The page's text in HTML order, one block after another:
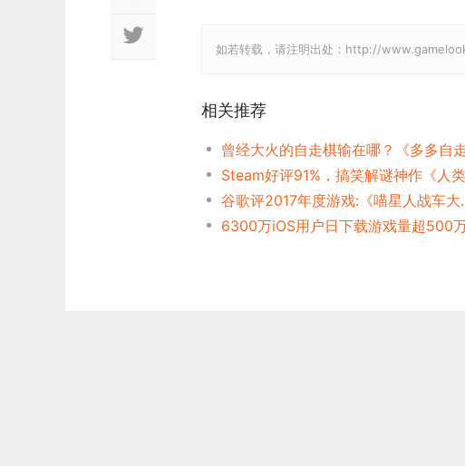
如若转载，请注明出处：http://
相关推荐
谷歌评2017
6300万iOS用户日下载游戏量超500